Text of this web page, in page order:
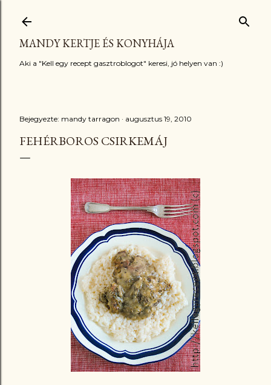
MANDY KERTJE ÉS KONYHÁJA
Aki a "Kell egy recept gasztroblogot" keresi, jó helyen van :)
Bejegyezte: mandy tarragon augusztus 19, 2010
FEHÉRBOROS CSIRKEMÁJ